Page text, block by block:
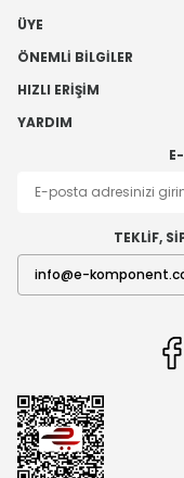
ÜYE
ÖNEMLI BILGILER
HIZLI ERIŞIM
YARDIM
TEKLİF,